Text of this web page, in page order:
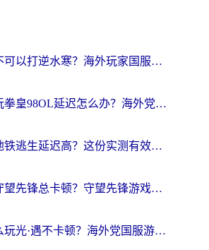
国外可不可以打逆水寒？海外玩家国服畅玩终极指南（附漫威荒野乱斗加速方案）
在国外玩拳皇98OL延迟怎么办？海外党亲测有效的低延迟指南
国外打地铁逃生延迟高？这份实测有效的低延迟指南帮你吃鸡
海外玩守望先锋总卡顿？守望先锋游戏加速器在哪里买&避坑指南（附欧洲非洲游戏实测）
台湾怎么玩光·遇不卡顿？海外党国服游戏加速终极攻略（附实测体验）